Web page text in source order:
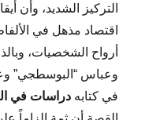
التركيز الشديد،
اقتصاد مذهل في
أرواح الشخصيات،
وعباس “البوسطجي”
في كتابهدراسات في